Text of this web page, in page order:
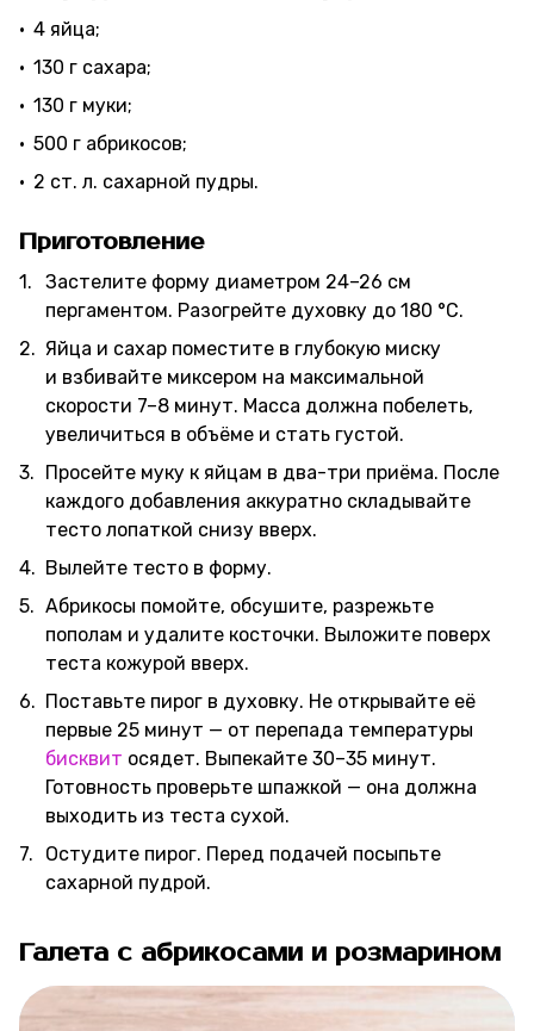
4 яйца;
130 г сахара;
130 г муки;
500 г абрикосов;
2 ст. л. сахарной пудры.
Приготовление
Застелите форму диаметром 24–26 см
пергаментом. Разогрейте духовку до 180 °C.
Яйца и сахар поместите в глубокую миску
и взбивайте миксером на максимальной
скорости 7–8 минут. Масса должна побелеть,
увеличиться в объёме и стать густой.
Просейте муку к яйцам в два-три приёма. После
каждого добавления аккуратно складывайте
тесто лопаткой снизу вверх.
Вылейте тесто в форму.
Абрикосы помойте, обсушите, разрежьте
пополам и удалите косточки. Выложите поверх
теста кожурой вверх.
Поставьте пирог в духовку. Не открывайте её
первые 25 минут — от перепада температуры
бисквит осядет. Выпекайте 30–35 минут.
Готовность проверьте шпажкой — она должна
выходить из теста сухой.
Остудите пирог. Перед подачей посыпьте
сахарной пудрой.
Галета с абрикосами и розмарином